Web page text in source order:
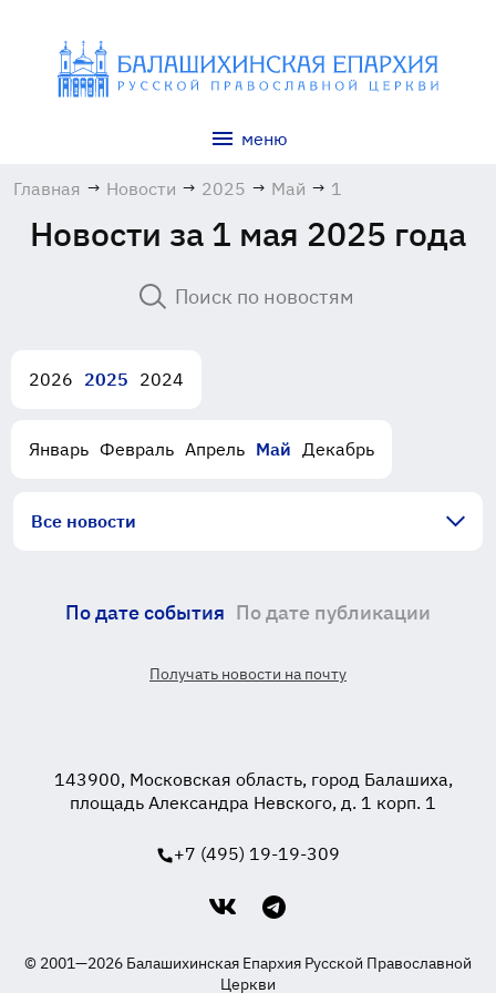
меню
Главная → Новости → 2025 → Май → 1
Новости за 1 мая 2025 года
2026 2025 2024
Январь Февраль Апрель Май Декабрь
Все новости
По дате события По дате публикации
Получать новости на почту
143900, Московская область, город Балашиха,
площадь Александра Невского, д. 1 корп. 1
+7 (495) 19-19-309
© 2001—2026 Балашихинская Епархия Русской Православной
Церкви